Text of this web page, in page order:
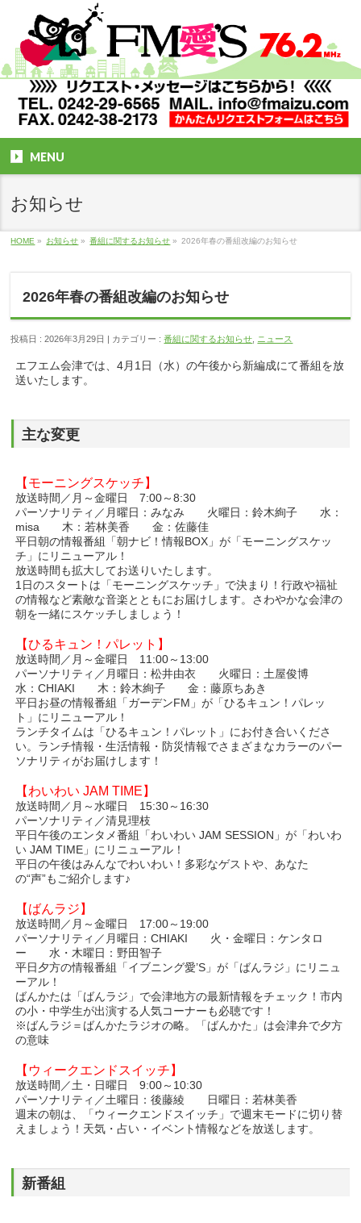
MENU
お知らせ
HOME » お知らせ » 番組に関するお知らせ » 2026年春の番組改編のお知らせ
2026年春の番組改編のお知らせ
投稿日 : 2026年3月29日 カテゴリー :番組に関するお知らせ ニュース
エフエム会津では、4月1日（水）の午後から新編成にて番組を放
送いたします。
主な変更
【モーニングスケッチ】
放送時間／月～金曜日 7:00～8:30
パーソナリティ／月曜日：みなみ 火曜日：鈴木絢子 水：
misa 木：若林美香 金：佐藤佳
平日朝の情報番組「朝ナビ！情報BOX」が「モーニングスケッ
チ」にリニューアル！
放送時間も拡大してお送りいたします。
1日のスタートは「モーニングスケッチ」で決まり！行政や福祉
の情報など素敵な音楽とともにお届けします。さわやかな会津の
朝を一緒にスケッチしましょう！
【ひるキュン！パレット】
放送時間／月～金曜日 11:00～13:00
パーソナリティ／月曜日：松井由衣 火曜日：土屋俊博
水：CHIAKI 木：鈴木絢子 金：藤原ちあき
平日お昼の情報番組「ガーデンFM」が「ひるキュン！パレッ
ト」にリニューアル！
ランチタイムは「ひるキュン！パレット」にお付き合いくださ
い。ランチ情報・生活情報・防災情報でさまざまなカラーのパー
ソナリティがお届けします！
【わいわい JAM TIME】
放送時間／月～水曜日 15:30～16:30
パーソナリティ／清見理枝
平日午後のエンタメ番組「わいわい JAM SESSION」が「わいわ
い JAM TIME」にリニューアル！
平日の午後はみんなでわいわい！多彩なゲストや、あなた
の“声”もご紹介します♪
【ばんラジ】
放送時間／月～金曜日 17:00～19:00
パーソナリティ／月曜日：CHIAKI 火・金曜日：ケンタロ
ー 水・木曜日：野田智子
平日夕方の情報番組「イブニング愛’S」が「ばんラジ」にリニュ
ーアル！
ばんかたは「ばんラジ」で会津地方の最新情報をチェック！市内
の小・中学生が出演する人気コーナーも必聴です！
※ばんラジ＝ばんかたラジオの略。「ばんかた」は会津弁で夕方
の意味
【ウィークエンドスイッチ】
放送時間／土・日曜日 9:00～10:30
パーソナリティ／土曜日：後藤綾 日曜日：若林美香
週末の朝は、「ウィークエンドスイッチ」で週末モードに切り替
えましょう！天気・占い・イベント情報などを放送します。
新番組